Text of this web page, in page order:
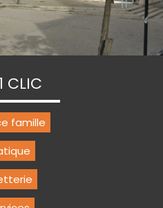
CLIC
famille